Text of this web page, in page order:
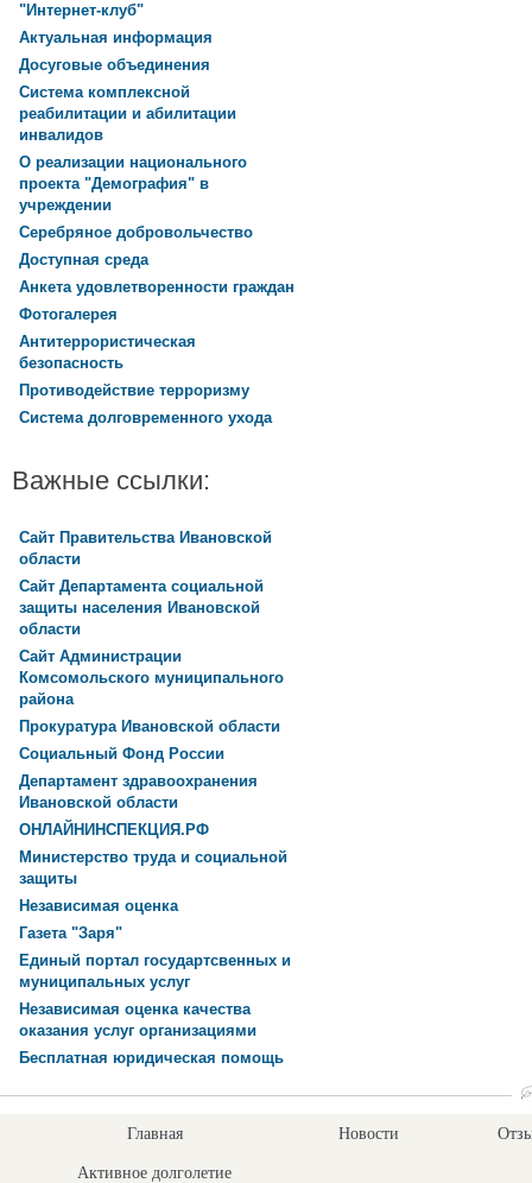
"Интернет-клуб"
Актуальная информация
Досуговые объединения
Система комплексной
реабилитации и абилитации
инвалидов
О реализации национального
проекта "Демография" в
учреждении
Серебряное добровольчество
Доступная среда
Анкета удовлетворенности граждан
Фотогалерея
Антитеррористическая
безопасность
Противодействие терроризму
Система долговременного ухода
Важные ссылки:
Сайт Правительства Ивановской
области
Сайт Департамента социальной
защиты населения Ивановской
области
Сайт Администрации
Комсомольского муниципального
района
Прокуратура Ивановской области
Социальный Фонд России
Департамент здравоохранения
Ивановской области
ОНЛАЙНИНСПЕКЦИЯ.РФ
Министерство труда и социальной
защиты
Независимая оценка
Газета "Заря"
Единый портал государтсвенных и
муниципальных услуг
Независимая оценка качества
оказания услуг организациями
Бесплатная юридическая помощь
Главная Новости
Активное долголетие